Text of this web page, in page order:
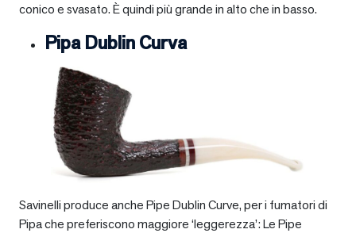
conico e svasato. È quindi più grande in alto che in basso.
Pipa Dublin Curva
Savinelli produce anche Pipe Dublin Curve, per i fumatori di
Pipa che preferiscono maggiore ‘leggerezza’: Le Pipe